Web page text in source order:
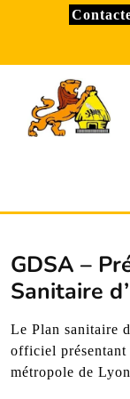
GDSA –
Sanitaire
Le Plan sanitaire
officiel présentant
métropole de Lyon